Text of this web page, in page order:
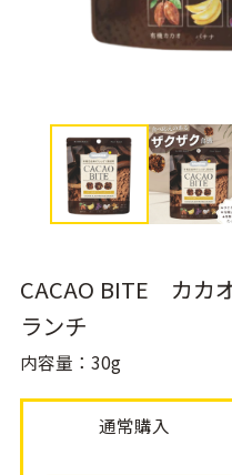
CACAO BITE カカ
ランチ
内容量：30g
通常購入